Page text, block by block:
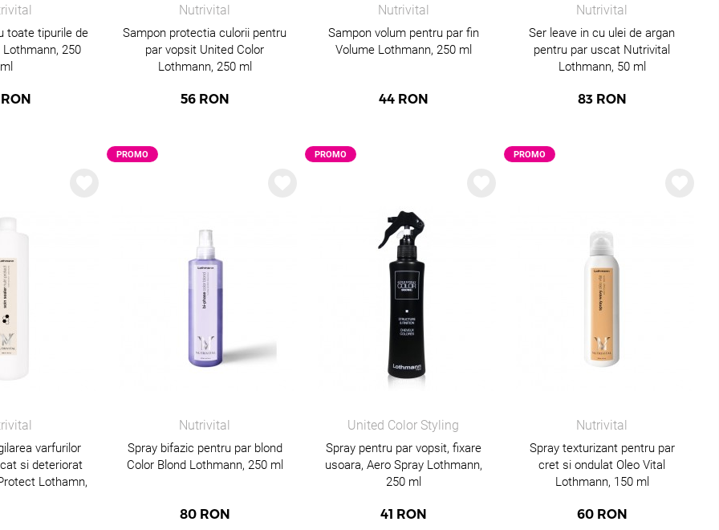
toate tipurile de
Lothmann, 250
ml
RON
Nutrivital
Sampon protectia culorii pentru
par vopsit United Color
Lothmann, 250 ml
56 RON
Nutrivital
Sampon volum pentru par fin
Volume Lothmann, 250 ml
44 RON
Nutrivital
Ser leave in cu ulei de argan
pentru par uscat Nutrivital
Lothmann, 50 ml
83 RON
varfurilor
si deteriorat
Lothamn,
Nutrivital
Spray bifazic pentru par blond
Color Blond Lothmann, 250 ml
80 RON
PROMO
United Color Styling
Spray pentru par vopsit, fixare
usoara, Aero Spray Lothmann,
250 ml
41 RON
PROMO
Nutrivital
Spray texturizant pentru par
cret si ondulat Oleo Vital
Lothmann, 150 ml
60 RON
PROMO